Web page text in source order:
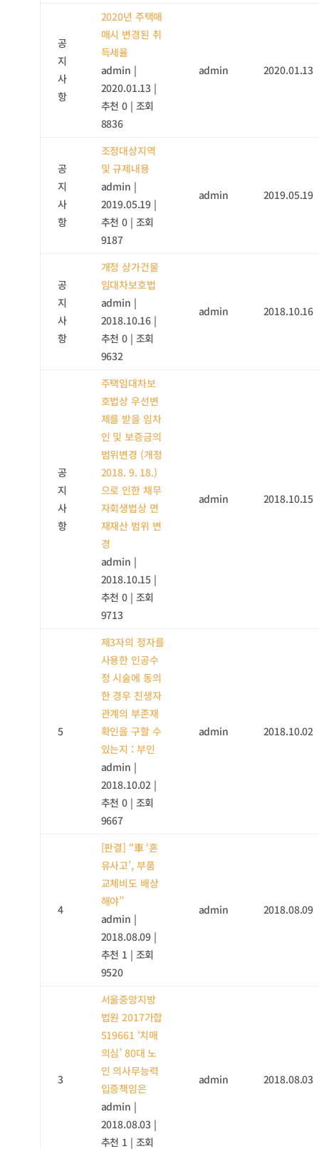
공
지
사
항
2020년 주택매
매시 변경된 취
득세율
admin |
2020.01.13 |
추천 0 | 조회
8836
admin 2020.01.13
공
지
사
항
조정대상지역
및 규제내용
admin |
2019.05.19 |
추천 0 | 조회
9187
admin 2019.05.19
공
지
사
항
개정 상가건물
임대차보호법
admin |
2018.10.16 |
추천 0 | 조회
9632
admin 2018.10.16
공
지
사
항
주택임대차보
호법상 우선변
제를 받을 임차
인 및 보증금의
범위변경 (개정
2018. 9. 18.)
으로 인한 채무
자회생법상 면
재재산 범위 변
경
admin |
2018.10.15 |
추천 0 | 조회
9713
admin 2018.10.15
5
제3자의 정자를
사용한 인공수
정 시술에 동의
한 경우 친생자
관계의 부존재
확인을 구할 수
있는지 : 부인
admin |
2018.10.02 |
추천 0 | 조회
9667
admin 2018.10.02
4
[판결] “車 ‘혼
유사고’, 부품
교체비도 배상
해야”
admin |
2018.08.09 |
추천 1 | 조회
9520
admin 2018.08.09
3
서울중앙지방
법원 2017가합
519661 ‘치매
의심’ 80대 노
인 의사무능력
입증책임은
admin |
2018.08.03 |
추천 1 | 조회
admin 2018.08.03